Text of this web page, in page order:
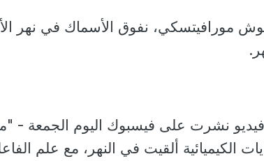
مورافيتسكي، نفوق الأسماك في نهر
نشرت على فيسبوك اليوم الجمعة -
الكيميائية ألقيت في النهر، مع علم